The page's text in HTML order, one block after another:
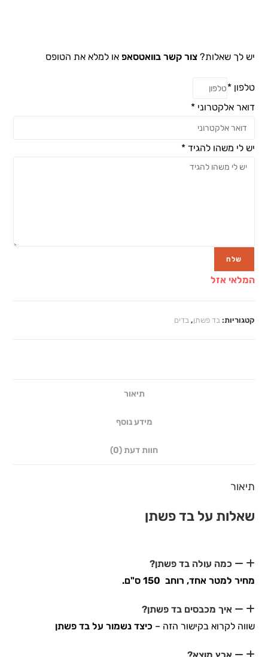
יש לך שאלות?צור קשר בוואטסאפ או למלא את הטופס
טלפון*
דואר אלקטרוני*
יש לי משהו להגיד*
שלח
המלאי אזל
קטגוריות:בד פשתן,בדים
תיאור
מידע נוסף
חוות דעת (0)
תיאור
שאלות על בד פשתן
כמה עולה בד פשתן?
מחיר למטר אחד, רוחב 150 ס"ם.
איך מכבסים בד פשתן?
שווה לקרוא בקישור הזה – כיצד נשמור על בד פשתן